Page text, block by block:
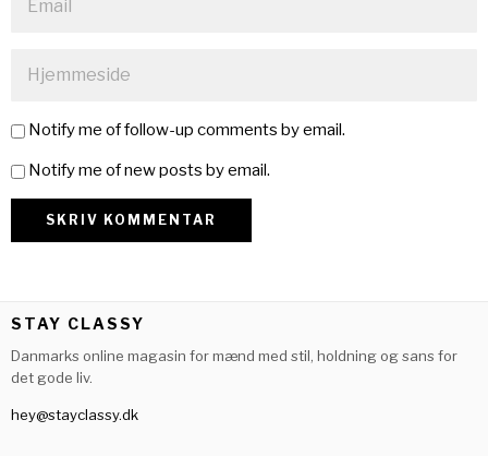
Notify me of follow-up comments by email.
Notify me of new posts by email.
STAY CLASSY
Danmarks online magasin for mænd med stil, holdning og sans for
det gode liv.
hey@stayclassy.dk